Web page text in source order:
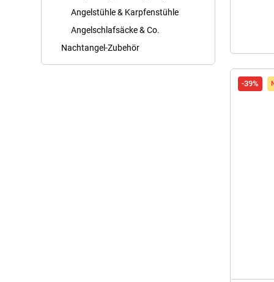
Angelstühle & Karpfenstühle
Angelschlafsäcke & Co.
Nachtangel-Zubehör
-39%